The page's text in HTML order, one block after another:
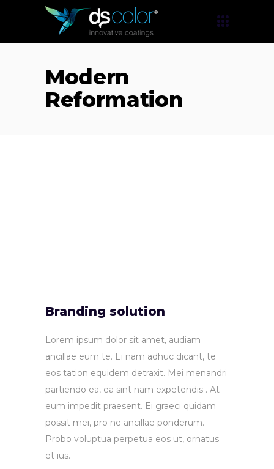
Modern
Reformation
Branding solution
Lorem ipsum dolor sit amet, audiam
ancillae eum te. Ei nam adhuc dicant, te
eos tation equidem detraxit. Mei menandri
partiendo ea, ea sint nam expetendis . At
eum impedit praesent. Ei graeci quidam
possit mei, pro ne ancillae ponderum.
Probo voluptua perpetua eos ut, ornatus
et ius.